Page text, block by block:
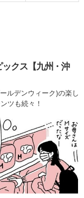
クス【九州・沖
ルデンウィーク)の楽し
ツも続々！